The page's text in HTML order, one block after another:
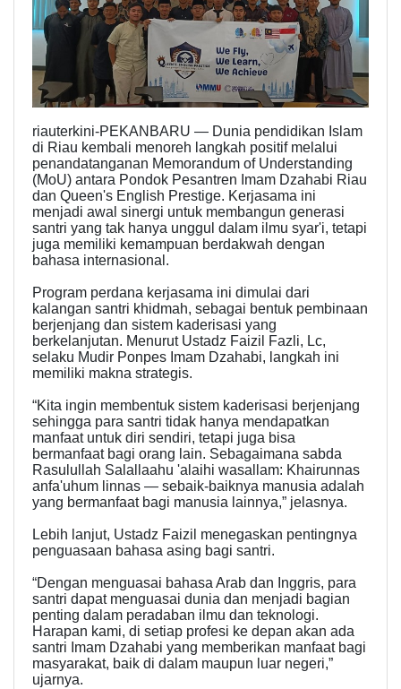
riauterkini-PEKANBARU — Dunia pendidikan Islam
di Riau kembali menoreh langkah positif melalui
penandatanganan Memorandum of Understanding
(MoU) antara Pondok Pesantren Imam Dzahabi Riau
dan Queen's English Prestige. Kerjasama ini
menjadi awal sinergi untuk membangun generasi
santri yang tak hanya unggul dalam ilmu syar'i, tetapi
juga memiliki kemampuan berdakwah dengan
bahasa internasional.
Program perdana kerjasama ini dimulai dari
kalangan santri khidmah, sebagai bentuk pembinaan
berjenjang dan sistem kaderisasi yang
berkelanjutan. Menurut Ustadz Faizil Fazli, Lc,
selaku Mudir Ponpes Imam Dzahabi, langkah ini
memiliki makna strategis.
“Kita ingin membentuk sistem kaderisasi berjenjang
sehingga para santri tidak hanya mendapatkan
manfaat untuk diri sendiri, tetapi juga bisa
bermanfaat bagi orang lain. Sebagaimana sabda
Rasulullah Salallaahu 'alaihi wasallam: Khairunnas
anfa'uhum linnas — sebaik-baiknya manusia adalah
yang bermanfaat bagi manusia lainnya,” jelasnya.
Lebih lanjut, Ustadz Faizil menegaskan pentingnya
penguasaan bahasa asing bagi santri.
“Dengan menguasai bahasa Arab dan Inggris, para
santri dapat menguasai dunia dan menjadi bagian
penting dalam peradaban ilmu dan teknologi.
Harapan kami, di setiap profesi ke depan akan ada
santri Imam Dzahabi yang memberikan manfaat bagi
masyarakat, baik di dalam maupun luar negeri,”
ujarnya.